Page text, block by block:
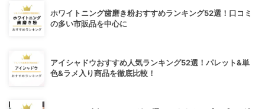
ホワイトニング歯磨き粉おすすめランキング52選！口コミ
の多い市販品を中心に
アイシャドウおすすめ人気ランキング52選！パレット&単
色&ラメ入り商品を徹底比較！